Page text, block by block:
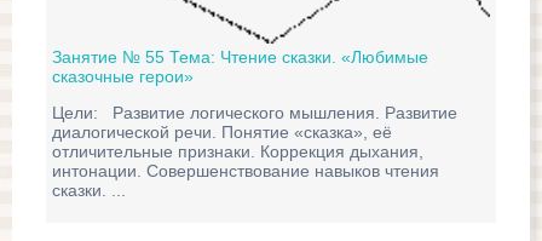
Занятие № 55 Тема: Чтение сказки. «Любимые
сказочные герои»
Цели: Развитие логического мышления. Развитие
диалогической речи. Понятие «сказка», её
отличительные признаки. Коррекция дыхания,
интонации. Совершенствование навыков чтения
сказки. ...